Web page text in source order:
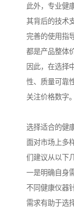
此外，专业健
其背后的技术
完善的使用指
都是产品整体
因此，在选择
性、质量可靠
关注价格数字。
选择适合的健
面对市场上多
们建议从以下
一是明确自身
不同健康仪器
需求有助于选